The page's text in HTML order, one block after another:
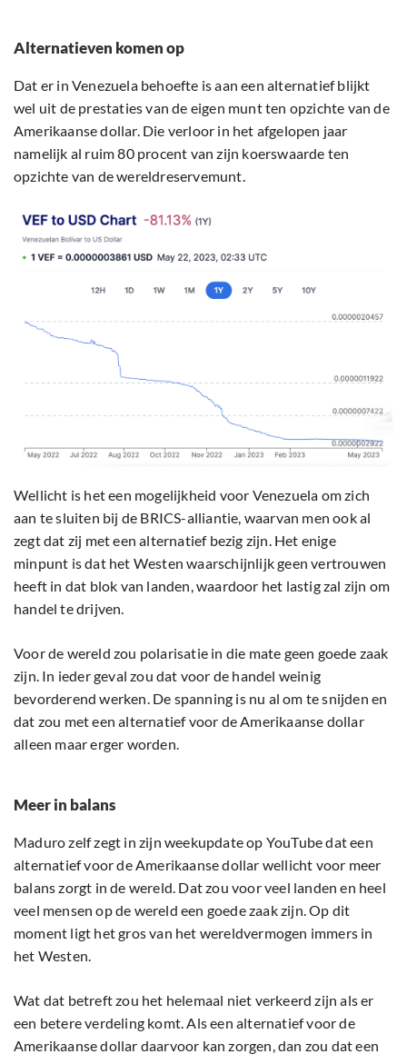
Alternatieven komen op
Dat er in Venezuela behoefte is aan een alternatief blijkt
wel uit de prestaties van de eigen munt ten opzichte van de
Amerikaanse dollar. Die verloor in het afgelopen jaar
namelijk al ruim 80 procent van zijn koerswaarde ten
opzichte van de wereldreservemunt.
Wellicht is het een mogelijkheid voor Venezuela om zich
aan te sluiten bij de BRICS-alliantie, waarvan men ook al
zegt dat zij met een alternatief bezig zijn. Het enige
minpunt is dat het Westen waarschijnlijk geen vertrouwen
heeft in dat blok van landen, waardoor het lastig zal zijn om
handel te drijven.
Voor de wereld zou polarisatie in die mate geen goede zaak
zijn. In ieder geval zou dat voor de handel weinig
bevorderend werken. De spanning is nu al om te snijden en
dat zou met een alternatief voor de Amerikaanse dollar
alleen maar erger worden.
Meer in balans
Maduro zelf zegt in zijn weekupdate op YouTube dat een
alternatief voor de Amerikaanse dollar wellicht voor meer
balans zorgt in de wereld. Dat zou voor veel landen en heel
veel mensen op de wereld een goede zaak zijn. Op dit
moment ligt het gros van het wereldvermogen immers in
het Westen.
Wat dat betreft zou het helemaal niet verkeerd zijn als er
een betere verdeling komt. Als een alternatief voor de
Amerikaanse dollar daarvoor kan zorgen, dan zou dat een